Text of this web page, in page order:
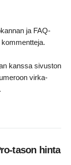
ja FAQ-
kanssa sivuston
virka-
tason hinta